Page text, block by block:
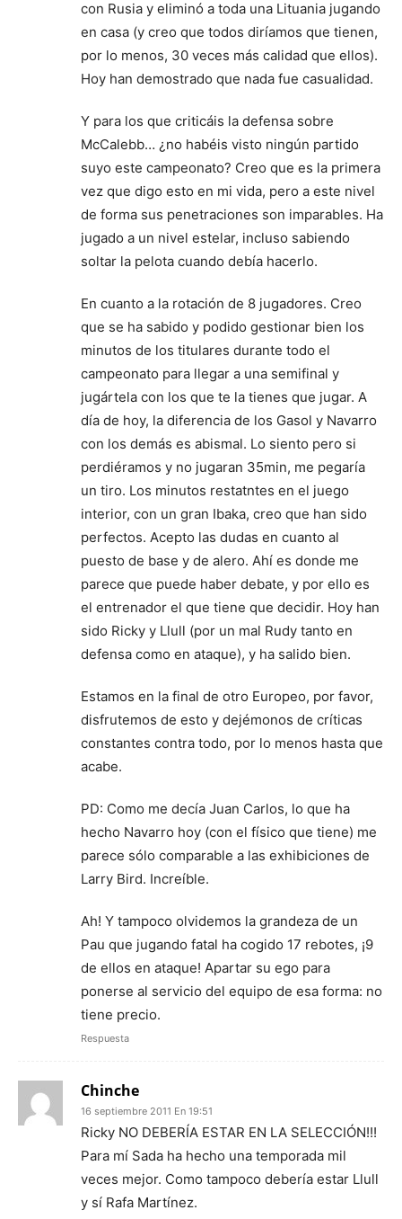
con Rusia y eliminó a toda una Lituania jugando
en casa (y creo que todos diríamos que tienen,
por lo menos, 30 veces más calidad que ellos).
Hoy han demostrado que nada fue casualidad.
Y para los que criticáis la defensa sobre
McCalebb… ¿no habéis visto ningún partido
suyo este campeonato? Creo que es la primera
vez que digo esto en mi vida, pero a este nivel
de forma sus penetraciones son imparables. Ha
jugado a un nivel estelar, incluso sabiendo
soltar la pelota cuando debía hacerlo.
En cuanto a la rotación de 8 jugadores. Creo
que se ha sabido y podido gestionar bien los
minutos de los titulares durante todo el
campeonato para llegar a una semifinal y
jugártela con los que te la tienes que jugar. A
día de hoy, la diferencia de los Gasol y Navarro
con los demás es abismal. Lo siento pero si
perdiéramos y no jugaran 35min, me pegaría
un tiro. Los minutos restatntes en el juego
interior, con un gran Ibaka, creo que han sido
perfectos. Acepto las dudas en cuanto al
puesto de base y de alero. Ahí es donde me
parece que puede haber debate, y por ello es
el entrenador el que tiene que decidir. Hoy han
sido Ricky y Llull (por un mal Rudy tanto en
defensa como en ataque), y ha salido bien.
Estamos en la final de otro Europeo, por favor,
disfrutemos de esto y dejémonos de críticas
constantes contra todo, por lo menos hasta que
acabe.
PD: Como me decía Juan Carlos, lo que ha
hecho Navarro hoy (con el físico que tiene) me
parece sólo comparable a las exhibiciones de
Larry Bird. Increíble.
Ah! Y tampoco olvidemos la grandeza de un
Pau que jugando fatal ha cogido 17 rebotes, ¡9
de ellos en ataque! Apartar su ego para
ponerse al servicio del equipo de esa forma: no
tiene precio.
Respuesta
Chinche
16 septiembre 2011 En 19:51
Ricky NO DEBERÍA ESTAR EN LA SELECCIÓN!!!
Para mí Sada ha hecho una temporada mil
veces mejor. Como tampoco debería estar Llull
y sí Rafa Martínez.